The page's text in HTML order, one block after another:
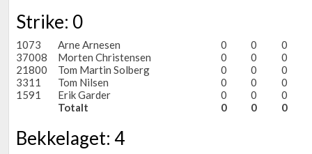
Strike: 0
1073 Arne Arnesen 0 0
0
37008
Morten Christensen 0 0
0
21800
Tom Martin Solberg 0 0
0
3311
Tom Nilsen 0 0
0
1591
Erik Garder 0 0
0
Totalt
0 0 0
Bekkelaget: 4